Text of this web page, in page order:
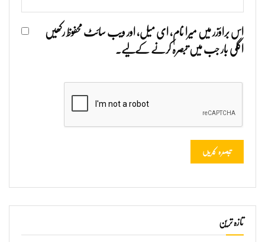
اس براؤزر میں میرا نام، ای میل، اور ویب سائٹ محفوظ رکھیں
اگلی بار جب میں تبصرہ کرنے کےلیے۔
تازہ ترین